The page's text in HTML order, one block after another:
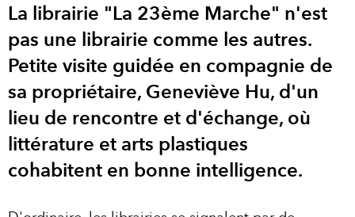
La librairie "La 23ème Marche" n'est
pas une librairie comme les autres.
Petite visite guidée en compagnie de
sa propriétaire, Geneviève Hu, d'un
lieu de rencontre et d'échange, où
littérature et arts plastiques
cohabitent en bonne intelligence.